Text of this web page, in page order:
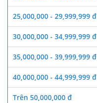
25,000,000 - 29,999,999 đ
30,000,000 - 34,999,999 đ
35,000,000 - 39,999,999 đ
40,000,000 - 44,999,999 đ
Trên 50,000,000 đ